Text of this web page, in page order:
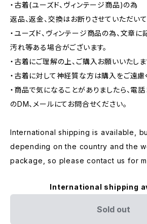
・古着(ユーズド、ヴィンテージ商品)の為
返品、返金、交換はお断りさせていただいて
・ユーズド、ヴィンテージ商品の為、文章
汚れ等ある場合がございます。
・古着にご理解の上、ご購入お願いいたしま
・古着に対して神経質な方は購入をご遠慮
・商品で気になることがありましたら、電
のDM、メールにてお問合せください。
International shipping is available,
depending on the country and the
package, so please contact us for
International shipping
Sold out